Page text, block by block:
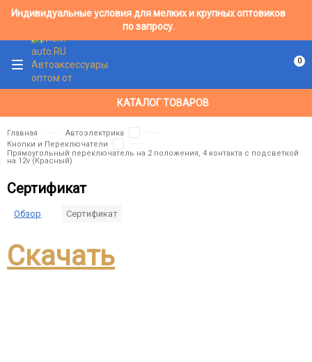
Индивидуальные условия для мелких и крупных оптовиков
по запросу.
КАТАЛОГ ТОВАРОВ
0
Главная
Автоэлектрика
Кнопки и Переключатели
Прямоугольный переключатель на 2 положения, 4 контакта с подсветкой
на 12v (Красный)
Сертификат
Обзор Сертификат
Скачать